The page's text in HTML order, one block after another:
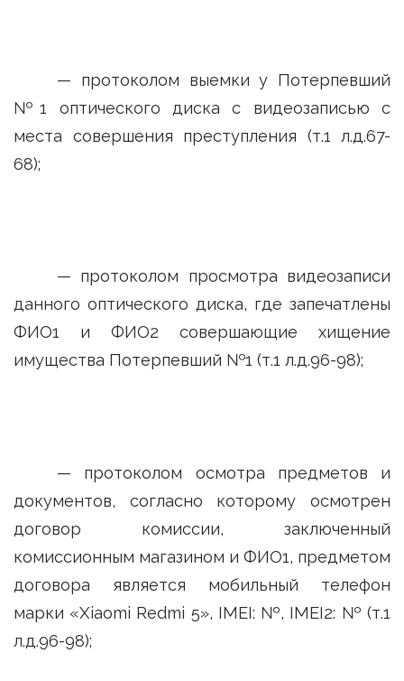
— протоколом выемки у Потерпевший
№1 оптического диска с видеозаписью с
места совершения преступления (т.1 л.д.67-
68);
— протоколом просмотра видеозаписи
данного оптического диска, где запечатлены
ФИО1 и ФИО2 совершающие хищение
имущества Потерпевший №1 (т.1 л.д.96-98);
— протоколом осмотра предметов и
документов, согласно которому осмотрен
договор комиссии, заключенный
комиссионным магазином и ФИО1, предметом
договора является мобильный телефон
марки «Xiaomi Redmi 5», IMEI: №, IMEI2: № (т.1
л.д.96-98);